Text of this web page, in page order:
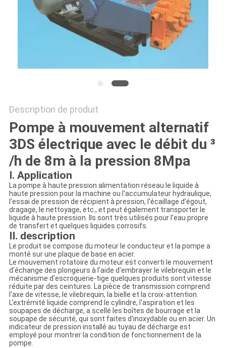
PRIVACY
Description de produit
Pompe à mouvement alternatif
3DS électrique avec le débit du ³
/h de 8m à la pression 8Mpa
I. Application
La pompe à haute pression alimentation réseau le liquide à
haute pression pour la machine ou l'accumulateur hydraulique,
l'essai de pression de récipient à pression, l'écaillage d'égout,
dragage, le nettoyage, etc., et peut également transporter le
liquide à haute pression. Ils sont très utilisés pour l'eau propre
de transfert et quelques liquides corrosifs.
II. description
Le produit se compose du moteur le conducteur et la pompe a
monté sur une plaque de base en acier.
Le mouvement rotatoire du moteur est converti le mouvement
d'échange des plongeurs à l'aide d'embrayer le vilebrequin et le
mécanisme d'escroquerie-tige quelques produits sont vitesse
réduite par des ceintures. La pièce de transmission comprend
l'axe de vitesse, le vilebrequin, la bielle et la croix-attention.
L'extrémité liquide comprend le cylindre, l'aspiration et les
soupapes de décharge, a scellé les boîtes de bourrage et la
soupape de sécurité, qui sont faites d'inoxydable ou en acier. Un
indicateur de pression installé au tuyau de décharge est
employé pour montrer la condition de fonctionnement de la
pompe.